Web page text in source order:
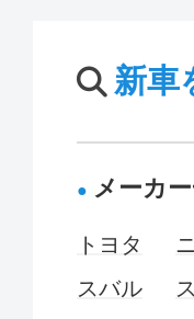
新車
メーカ
トヨタ
スバル